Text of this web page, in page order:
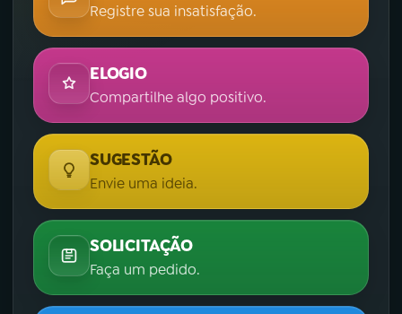
Registre sua insatisfação.
ELOGIO
Compartilhe algo positivo.
SUGESTÃO
Envie uma ideia.
SOLICITAÇÃO
Faça um pedido.